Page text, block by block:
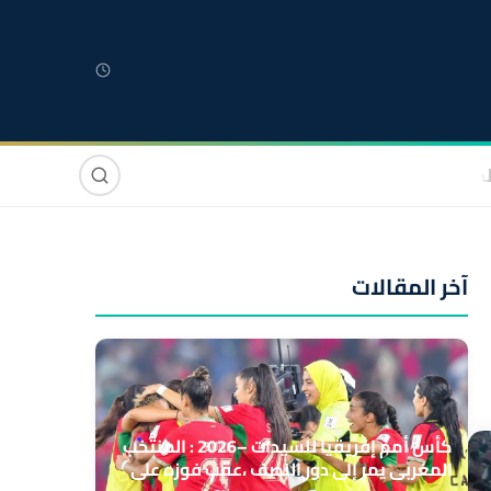
صوت وصورة
آخر المقالات
كأس أمم إفريقيا للسيدات –2026 : المنتخب
المغربي يمر إلى دور النصف ،عقب فوزه على